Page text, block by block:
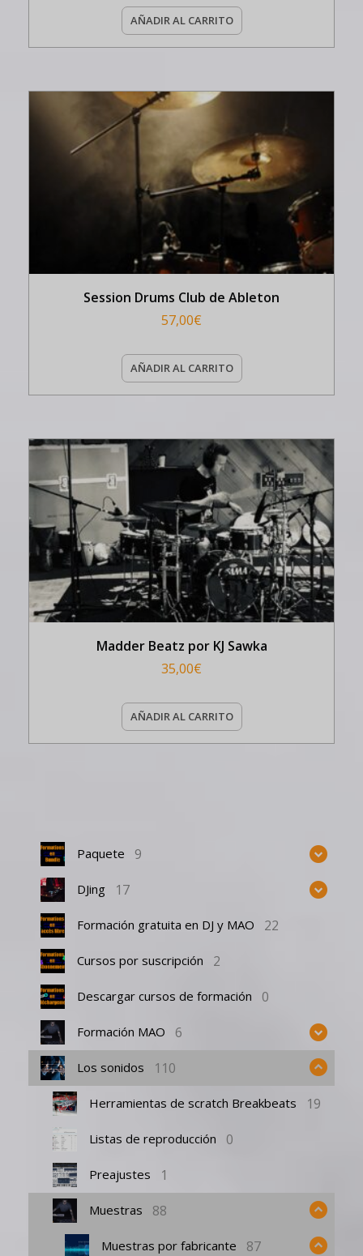
AÑADIR AL CARRITO
Session Drums Club de Ableton
57,00€
AÑADIR AL CARRITO
Madder Beatz por KJ Sawka
35,00€
AÑADIR AL CARRITO
Paquete 9
DJing 17
Formación gratuita en DJ y MAO 22
Cursos por suscripción 2
Descargar cursos de formación 0
Formación MAO 6
Los sonidos 110
Herramientas de scratch Breakbeats 19
Listas de reproducción 0
Preajustes 1
Muestras 88
Muestras por fabricante 87